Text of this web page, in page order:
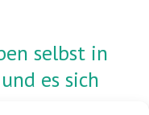
selbst in
es sich